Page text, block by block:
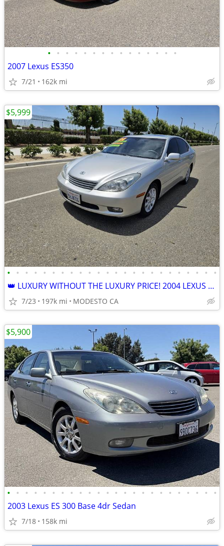
• • • • • • • • • • • • • • •
2007 Lexus ES350
7/21 162k mi
• • • • • • • • • • • • • • • • • • • • • • • •
👑 LUXURY WITHOUT THE LUXURY PRICE! 2004 LEXUS ES 330 👑
7/23 197k mi MODESTO CA
$5,999
• • • • • • • • • • • • • • • • • • • • • • • •
2003 Lexus ES 300 Base 4dr Sedan
7/18 158k mi
$5,900